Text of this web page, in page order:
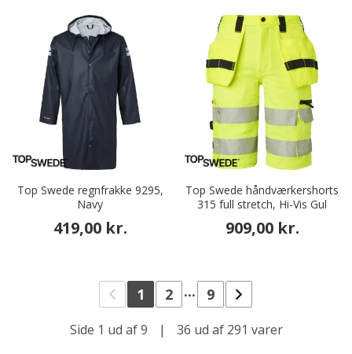
Top Swede regnfrakke 9295,
Navy
419,00 kr.
Top Swede håndværkershorts
315 full stretch, Hi-Vis Gul
909,00 kr.
1 2 ... 9
Side 1 ud af 9 | 36 ud af 291 varer